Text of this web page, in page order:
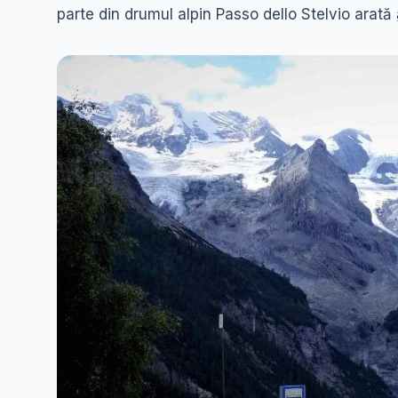
parte din drumul alpin Passo dello Stelvio arată